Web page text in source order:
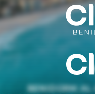
BENIDORM AL